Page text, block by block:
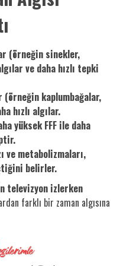
(örneğin sinekler,
ve daha hızlı tepki
(örneğin kaplumbağalar,
hızlı algılar.
yüksek FFF ile daha
ve metabolizmaları,
belirler.
televizyon izlerken
farklı bir zaman algısına